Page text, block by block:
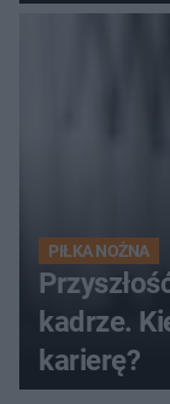
PIŁKA NOŻNA
kadrze.
karierę?